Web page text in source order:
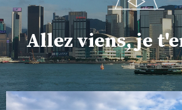
Allez viens, je